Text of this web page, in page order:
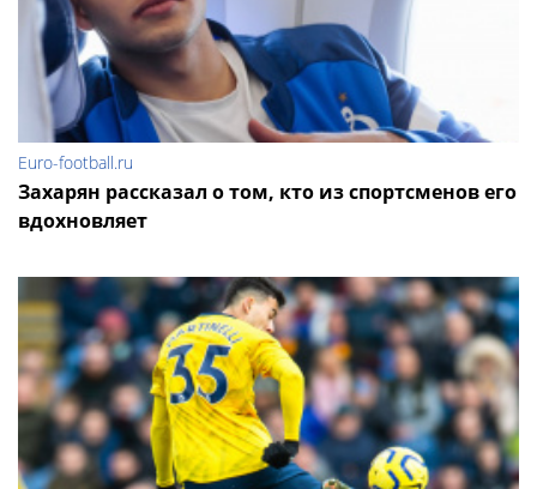
Euro-football.ru
Захарян рассказал о том, кто из спортсменов его
вдохновляет